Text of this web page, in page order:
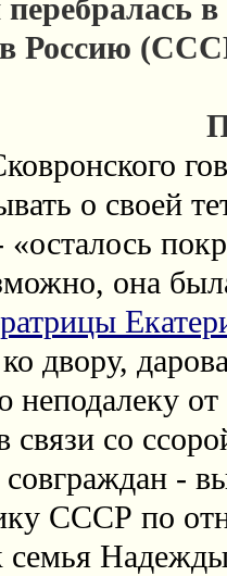
в Россию
о своей
она
двору,
неподалеку
связи со
совграждан -
СССР по